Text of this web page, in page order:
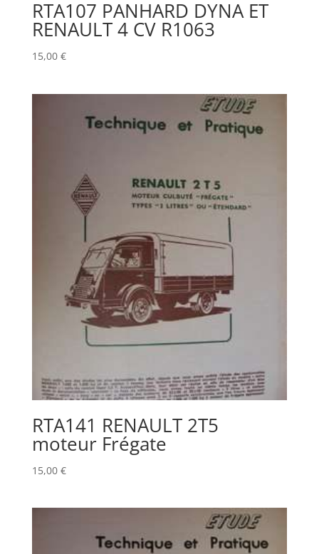
RTA107 PANHARD DYNA ET
RENAULT 4 CV R1063
15,00 €
RTA141 RENAULT 2T5
moteur Frégate
15,00 €